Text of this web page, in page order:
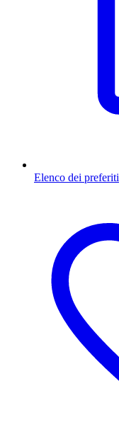
Elenco dei preferiti